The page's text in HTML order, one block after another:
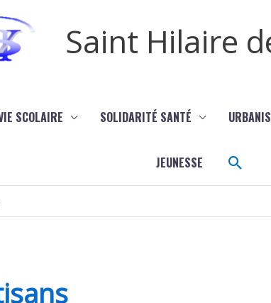
Saint Hilaire
SCOLAIRE SOLIDARITÉ SANTÉ
JEUNESSE